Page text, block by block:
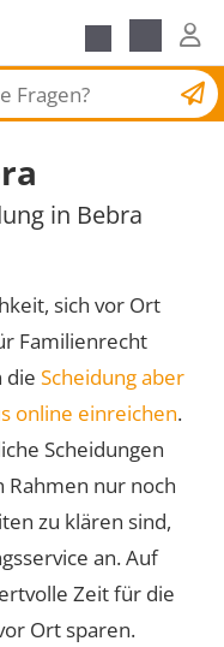
Scheidungsantrag
in Bebra
sich vor Ort
Familienrecht
die Scheidung aber
online einreichen.
Scheidungen
Rahmen nur noch
zu klären sind,
an. Auf
Zeit für die
Ort sparen.